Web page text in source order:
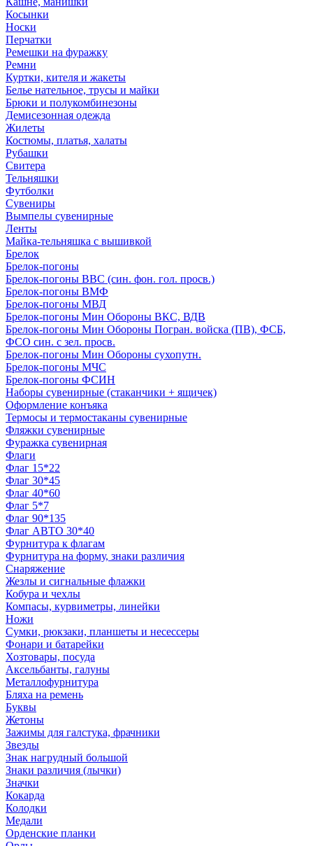
Косынки
Носки
Перчатки
Ремешки на фуражку
Ремни
Куртки, кителя и жакеты
Белье нательное, трусы и майки
Брюки и полукомбинезоны
Демисезонная одежда
Жилеты
Костюмы, платья, халаты
Рубашки
Свитера
Тельняшки
Футболки
Сувениры
Вымпелы сувенирные
Ленты
Майка-тельняшка с вышивкой
Брелок
Брелок-погоны
Брелок-погоны ВВС (син. фон. гол. просв.)
Брелок-погоны ВМФ
Брелок-погоны МВД
Брелок-погоны Мин Обороны ВКС, ВДВ
Брелок-погоны Мин Обороны Погран. войска (ПВ), ФСБ,
ФСО син. с зел. просв.
Брелок-погоны Мин Обороны сухопутн.
Брелок-погоны МЧС
Брелок-погоны ФСИН
Наборы сувенирные (стаканчики + ящичек)
Оформление конъяка
Термосы и термостаканы сувенирные
Фляжки сувенирные
Фуражка сувенирная
Флаги
Флаг 15*22
Флаг 30*45
Флаг 40*60
Флаг 5*7
Флаг 90*135
Флаг АВТО 30*40
Фурнитура к флагам
Фурнитура на форму, знаки различия
Снаряжение
Жезлы и сигнальные флажки
Кобура и чехлы
Компасы, курвиметры, линейки
Ножи
Сумки, рюкзаки, планшеты и несессеры
Фонари и батарейки
Хозтовары, посуда
Аксельбанты, галуны
Металлофурнитура
Бляха на ремень
Буквы
Жетоны
Зажимы для галстука, фрачники
Звезды
Знак нагрудный большой
Знаки различия (лычки)
Значки
Кокарда
Колодки
Медали
Орденские планки